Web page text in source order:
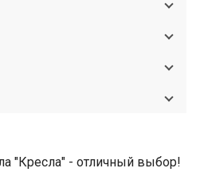
"Кресла" - отличный выбор!